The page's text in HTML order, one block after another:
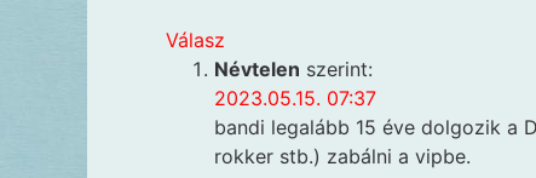
Válasz
Névtelen szerint:
2023.05.15. 07:37
bandi legalább 15 éve dolgozik a
rokker stb.) zabálni a vipbe.